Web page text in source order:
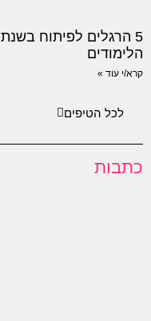
5 הרגלים לפיתוח בשנת
הלימודים
קרא/י עוד »
לכל הטיפים
כתבות